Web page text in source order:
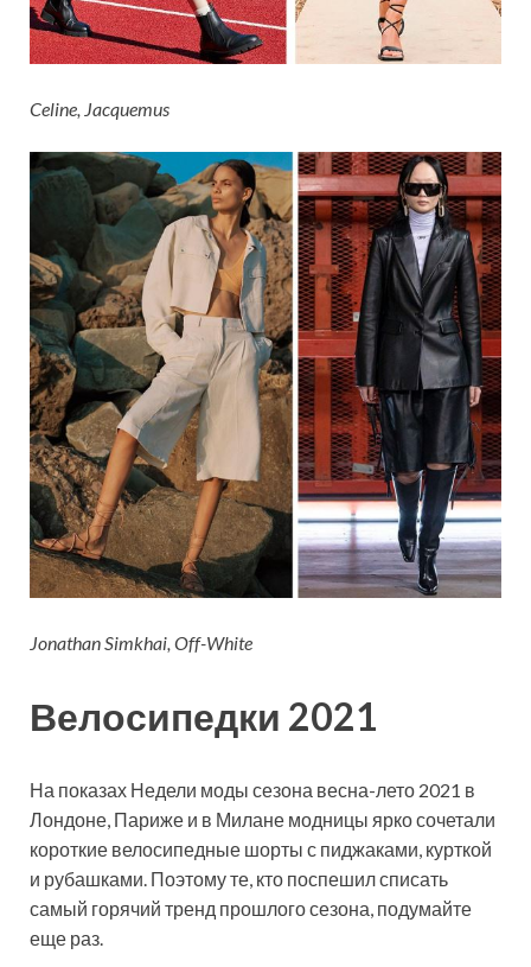
Celine, Jacquemus
Jonathan Simkhai, Off-White
Велосипедки 2021
На показах Недели моды сезона весна-лето 2021 в
Лондоне, Париже и в Милане модницы ярко сочетали
короткие велосипедные шорты с пиджаками, курткой
и рубашками. Поэтому те, кто поспешил списать
самый горячий тренд прошлого сезона, подумайте
еще раз.